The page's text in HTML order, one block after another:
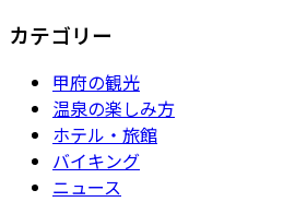
カテゴリー
甲府の観光
温泉の楽しみ方
ホテル・旅館
バイキング
ニュース